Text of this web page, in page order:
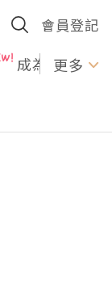
會員登記
成為U更多